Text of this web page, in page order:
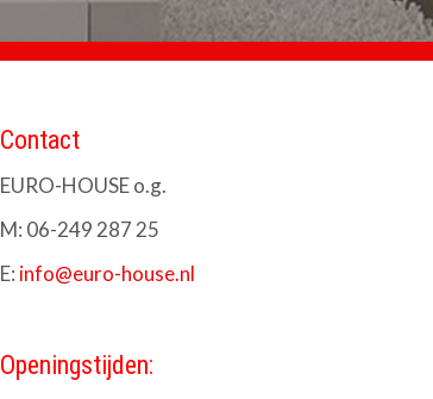
Contact
EURO-HOUSE o.g.
M: 06-249 287 25
E: info@euro-house.nl
Openingstijden: